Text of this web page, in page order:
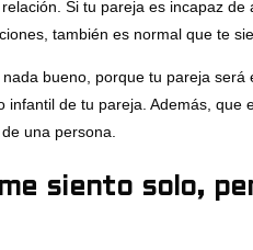
Si tu pareja es incapaz de
también es normal que te
bueno, porque tu pareja
infantil de tu pareja. Además,
una persona.
siento solo,